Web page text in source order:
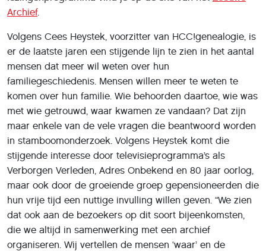
Archief.
Volgens Cees Heystek, voorzitter van HCC!genealogie, is
er de laatste jaren een stijgende lijn te zien in het aantal
mensen dat meer wil weten over hun
familiegeschiedenis. Mensen willen meer te weten te
komen over hun familie. Wie behoorden daartoe, wie was
met wie getrouwd, waar kwamen ze vandaan? Dat zijn
maar enkele van de vele vragen die beantwoord worden
in stamboomonderzoek. Volgens Heystek komt die
stijgende interesse door televisieprogramma’s als
Verborgen Verleden, Adres Onbekend en 80 jaar oorlog,
maar ook door de groeiende groep gepensioneerden die
hun vrije tijd een nuttige invulling willen geven. “We zien
dat ook aan de bezoekers op dit soort bijeenkomsten,
die we altijd in samenwerking met een archief
organiseren. Wij vertellen de mensen ‘waar’ en de